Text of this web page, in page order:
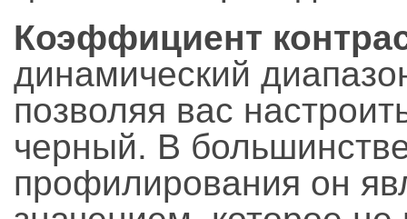
Коэффициент
динамический
позволяя вас
черный. В
профилирования он